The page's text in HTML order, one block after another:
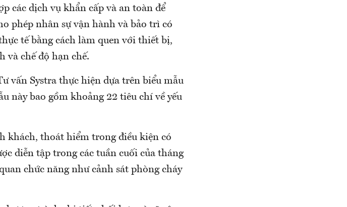
các dịch vụ khẩn cấp và an toàn để
phép nhân sự vận hành và bảo trì có
tế bằng cách làm quen với thiết bị,
và chế độ hạn chế.
vấn Systra thực hiện dựa trên biểu mẫu
này bao gồm khoảng 22 tiêu chí về yếu
khách, thoát hiểm trong điều kiện có
diễn tập trong các tuần cuối của tháng
chức năng như cảnh sát phòng cháy